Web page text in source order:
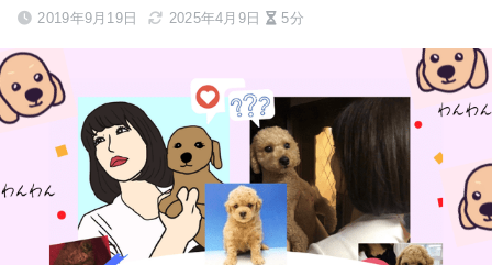
2019年9月19日 2025年4月9日 5分